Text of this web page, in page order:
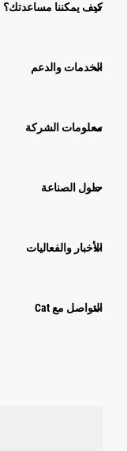
كيف يمكننا مساعدتك؟
الخدمات والدعم
معلومات الشركة
حلول الصناعة
الأخبار والفعاليات
التواصل مع Cat